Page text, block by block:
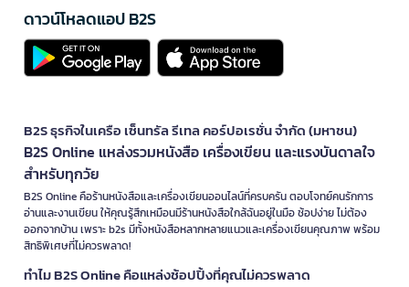
ดาวน์โหลดแอป B2S
B2S ธุรกิจในเครือ เซ็นทรัล รีเทล คอร์ปอเรชั่น จำกัด (มหาชน)
B2S Online แหล่งรวมหนังสือ เครื่องเขียน และแรงบันดาลใจ
สำหรับทุกวัย
B2S Online คือร้านหนังสือและเครื่องเขียนออนไลน์ที่ครบครัน ตอบโจทย์คนรักการ
อ่านและงานเขียน ให้คุณรู้สึกเหมือนมีร้านหนังสือใกล้ฉันอยู่ในมือ ช้อปง่าย ไม่ต้อง
ออกจากบ้าน เพราะ b2s มีทั้งหนังสือหลากหลายแนวและเครื่องเขียนคุณภาพ พร้อม
สิทธิพิเศษที่ไม่ควรพลาด!
ทำไม B2S Online คือแหล่งช้อปปิ้งที่คุณไม่ควรพลาด